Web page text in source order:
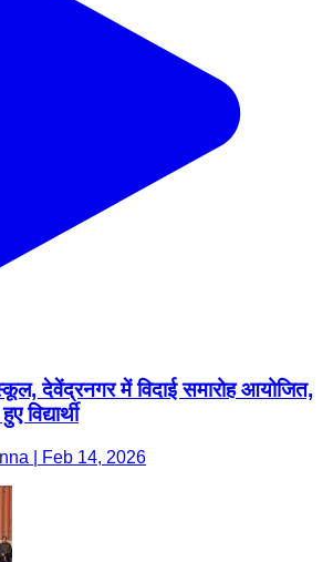
देवेंद्रनगर में विदाई समारोह आयोजित,
विद्यार्थी
| Feb 14, 2026